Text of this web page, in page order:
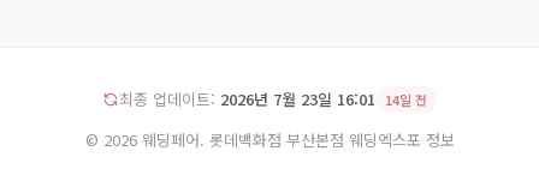
최종 업데이트: 2026년 7월 23일 16:01 14일 전
© 2026 웨딩페어. 롯데백화점 부산본점 웨딩엑스포 정보